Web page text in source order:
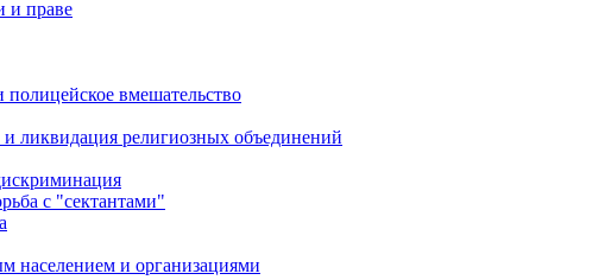
и праве
вмешательство
и ликвидация религиозных объединений
с "сектантами"
населением и организациями